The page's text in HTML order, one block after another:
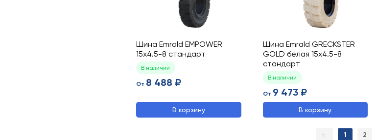
Шина Emrald EMPOWER
15x4.5-8 стандарт
В наличии
От 8 488 ₽
В корзину
Шина Emrald GRECKSTER
GOLD белая 15x4.5-8
стандарт
В наличии
От 9 473 ₽
В корзину
← 1 2